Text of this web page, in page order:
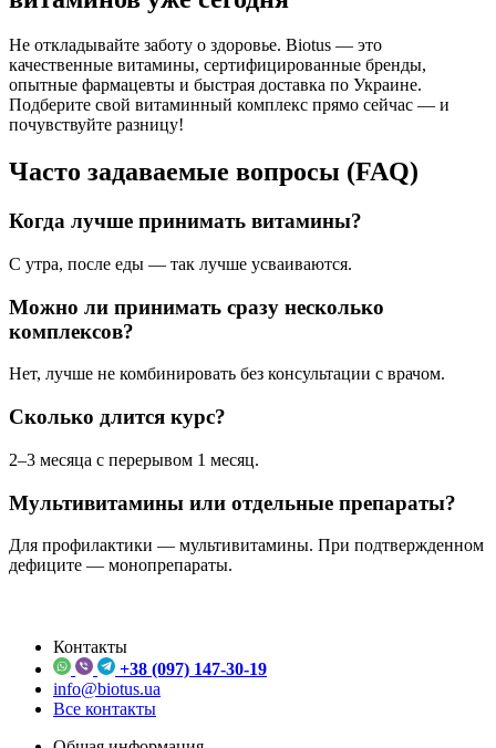
Не откладывайте заботу о здоровье. Biotus — это
качественные витамины, сертифицированные бренды,
опытные фармацевты и быстрая доставка по Украине.
Подберите свой витаминный комплекс прямо сейчас — и
почувствуйте разницу!
Часто задаваемые вопросы (FAQ)
Когда лучше принимать витамины?
С утра, после еды — так лучше усваиваются.
Можно ли принимать сразу несколько
комплексов?
Нет, лучше не комбинировать без консультации с врачом.
Сколько длится курс?
2–3 месяца с перерывом 1 месяц.
Мультивитамины или отдельные препараты?
Для профилактики — мультивитамины. При подтвержденном
дефиците — монопрепараты.
Контакты
+38 (097) 147-30-19
info@biotus.ua
Все контакты